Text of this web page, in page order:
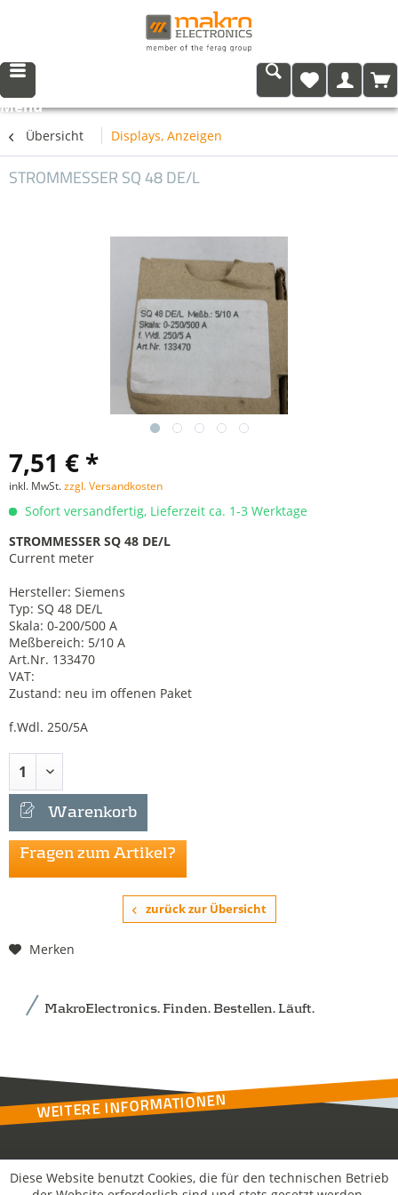
Menü
Übersicht Displays, Anzeigen
STROMMESSER SQ 48 DE/L
7,51 € *
inkl. MwSt.zzgl. Versandkosten
Sofort versandfertig, Lieferzeit ca. 1-3 Werktage
STROMMESSER SQ 48 DE/L
Current meter
Hersteller: Siemens
Typ: SQ 48 DE/L
Skala: 0-200/500 A
Meßbereich: 5/10 A
Art.Nr. 133470
VAT:
Zustand: neu im offenen Paket
f.Wdl. 250/5A
Warenkorb
Fragen zum Artikel?
zurück zur Übersicht
Merken
MakroElectronics. Finden. Bestellen. Läuft.
WEITERE INFORMATIONEN
Kontakt
Diese Website benutzt Cookies, die für den technischen Betrieb